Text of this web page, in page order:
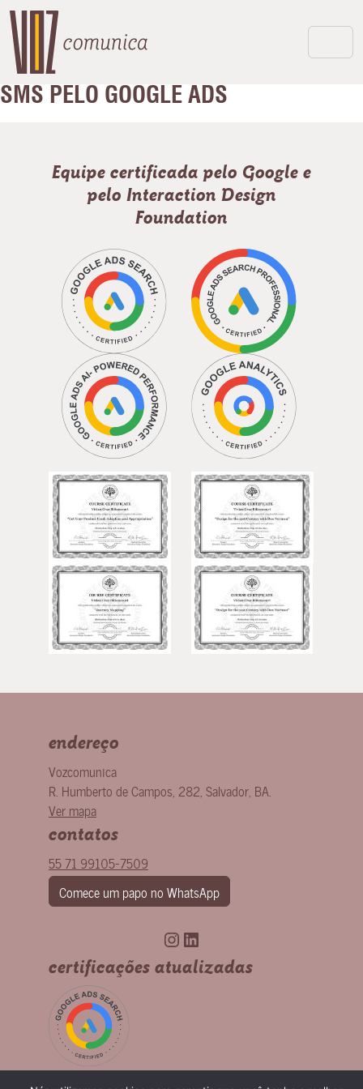
SMS PELO GOOGLE ADS
Equipe certificada pelo Google e
pelo Interaction Design
Foundation
endereço
Vozcomunica
R. Humberto de Campos, 282 Salvador BA
Ver mapa
contatos
55 71 99105-7509
Comece um papo no WhatsApp
Instagram
LinkedIn
certificações atualizadas